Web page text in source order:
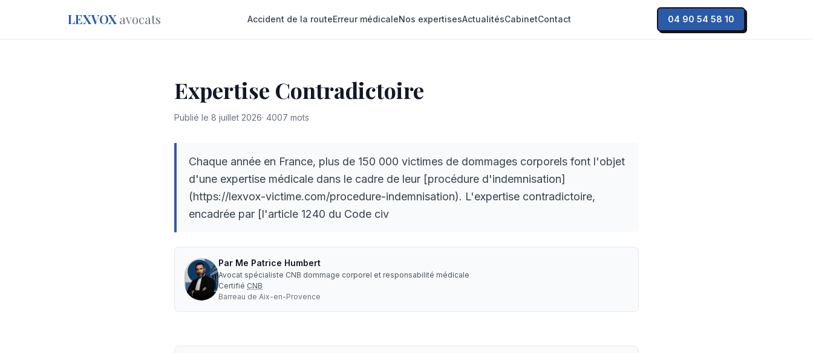
LEXVOX avocats Accident de la routeErreur médicaleNos expertisesActualitésCabinetContact 04 90 54 58 10
Expertise Contradictoire
Publié le 8 juillet 2026· 4007 mots
Chaque année en France, plus de 150 000 victimes de dommages corporels font l'objet
d'une expertise médicale dans le cadre de leur [procédure d'indemnisation]
(https://lexvox-victime.com/procedure-indemnisation). L'expertise contradictoire,
encadrée par [l'article 1240 du Code civ
Par Me Patrice Humbert
Avocat spécialiste CNB dommage corporel et responsabilité médicale
Certifié CNB
Barreau de Aix-en-Provence